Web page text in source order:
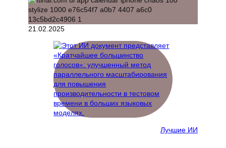
21.02.2025
Лучшие ИИ